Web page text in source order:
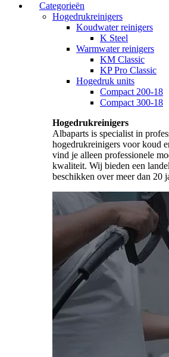
Categorieën
Hogedrukreinigers
Koudwater reinigers
K Steel
Warmwater reinigers
KM Classic
KP Pro Classic
Hogedruk units
Compact 200-18
Compact 300-18
Hogedrukreinigers
Albaparts is specialist in
hogedrukreinigers voor koud
vind je alleen professionele
kwaliteit. Wij bieden een
beschikken over meer dan 20